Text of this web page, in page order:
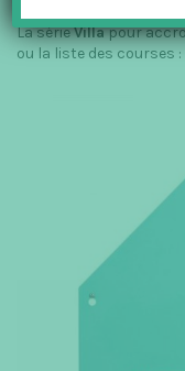
La sérieVillapour
ou la liste des courses :